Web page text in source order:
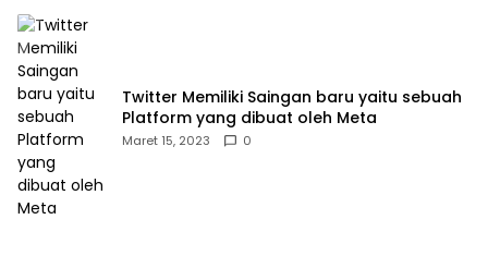
Twitter Memiliki Saingan baru yaitu sebuah
Platform yang dibuat oleh Meta
Maret 15, 2023 0